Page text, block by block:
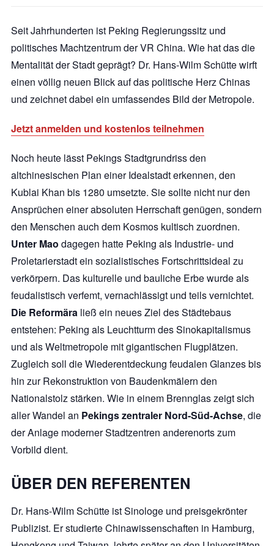
Seit Jahrhunderten ist Peking Regierungssitz und
politisches Machtzentrum der VR China. Wie hat das die
Mentalität der Stadt geprägt? Dr. Hans-Wilm Schütte wirft
einen völlig neuen Blick auf das politische Herz Chinas
und zeichnet dabei ein umfassendes Bild der Metropole.
Jetzt anmelden und kostenlos teilnehmen
Noch heute lässt Pekings Stadtgrundriss den
altchinesischen Plan einer Idealstadt erkennen, den
Kublai Khan bis 1280 umsetzte. Sie sollte nicht nur den
Ansprüchen einer absoluten Herrschaft genügen, sondern
den Menschen auch dem Kosmos kultisch zuordnen.
Unter Mao dagegen hatte Peking als Industrie- und
Proletarierstadt ein sozialistisches Fortschrittsideal zu
verkörpern. Das kulturelle und bauliche Erbe wurde als
feudalistisch verfemt, vernachlässigt und teils vernichtet.
Die Reformäraließ ein neues Ziel des Städtebaus
entstehen: Peking als Leuchtturm des Sinokapitalismus
und als Weltmetropole mit gigantischen Flugplätzen.
Zugleich soll die Wiederentdeckung feudalen Glanzes bis
hin zur Rekonstruktion von Baudenkmälern den
Nationalstolz stärken. Wie in einem Brennglas zeigt sich
aller Wandel an Pekings zentraler Nord-Süd-Achse, die
der Anlage moderner Stadtzentren anderenorts zum
Vorbild dient.
ÜBER DEN REFERENTEN
Dr. Hans-Wilm Schütte ist Sinologe und preisgekrönter
Publizist. Er studierte Chinawissenschaften in Hamburg,